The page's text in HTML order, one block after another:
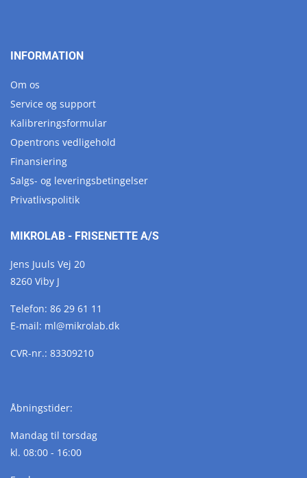
INFORMATION
Om os
Service og support
Kalibreringsformular
Opentrons vedligehold
Finansiering
Salgs- og leveringsbetingelser
Privatlivspolitik
MIKROLAB - FRISENETTE A/S
Jens Juuls Vej 20
8260 Viby J
Telefon: 86 29 61 11
E-mail: ml@mikrolab.dk
CVR-nr.: 83309210
Åbningstider:
Mandag til torsdag
kl. 08:00 - 16:00